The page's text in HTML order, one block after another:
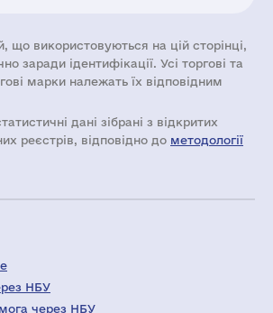
що використовуються на цій сторінці,
заради ідентифікації. Усі торгові та
марки належать їх відповідним
дані зібрані з відкритих
реєстрів, відповідно до методології
НБУ
через НБУ